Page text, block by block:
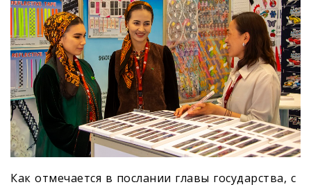
Как отмечается в послании главы государства, с